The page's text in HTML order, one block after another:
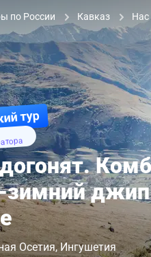
по России Кавказ Нас
тур
зимний
Осетия Ингушетия